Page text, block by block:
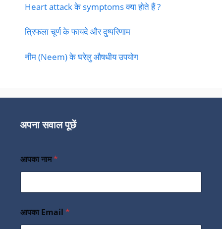
Heart attack के symptoms क्या होते हैं ?
त्रिफला चूर्ण के फायदे और दुष्परिणाम
नीम (Neem) के घरेलु औषधीय उपयोग
अपना सवाल पूछें
आपका नाम*
आपका Email *